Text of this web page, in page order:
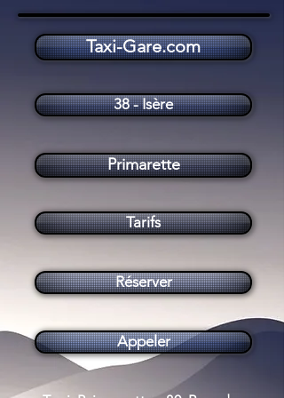
Tarifs
Taxi Primarette (38270)
Primarette
Taxi-Gare.com
Réserver
Appeler
38 - Isère